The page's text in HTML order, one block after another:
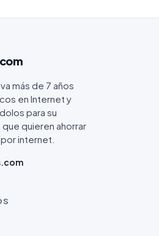
más de 7 años
en Internet y
para su
quieren ahorrar
internet.